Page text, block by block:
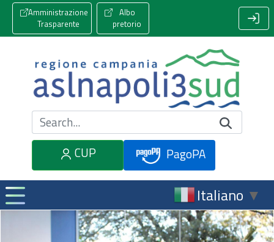
Amministrazione
Trasparente
Albo
pretorio
Cerca nel sito
CUP
PagoPA
Italiano ▼